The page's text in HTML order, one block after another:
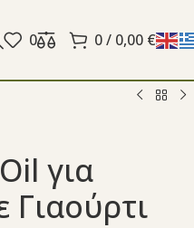
0 0/ 0,00 €
για